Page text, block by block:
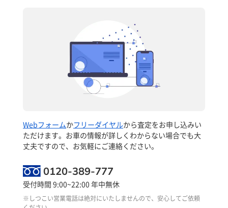
Webフォームかフリーダイヤルから査定をお申し込みい
ただけます。お車の情報が詳しくわからない場合でも大
丈夫ですので、お気軽にご連絡ください。
0120-389-777
受付時間 9:00~22:00 年中無休
※しつこい営業電話は絶対にいたしませんので、安心してご依頼